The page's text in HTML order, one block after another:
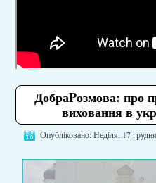
ДобраPозмова: про
виховання в
Опубліковано: Неділя, 17